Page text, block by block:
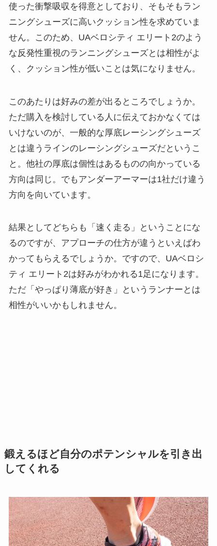
使った衝撃吸収を得意としており、そもそもラン
ニングシューズに高いクッション性を求めていま
せん。このため、UAベロシティ エリート2のよう
な反発性重視のランニングシューズとは相性がよ
く、クッション性が低いことは気になりません。
このあたりは好みの差が出るところでしょうか。
ただ購入を検討している人に伝えておかなくては
いけないのが、一般的な厚底レーシングシューズ
とは違うラインのレーシングシューズだというこ
と。他社の厚底は個性はあるものの向かっている
方向は同じ。でもアンダーアーマーは1社だけ違う
方向を向いています。
結果としてどちらも「速く走る」ということにな
るのですが、アプローチの仕方が違うといえばわ
かってもらえるでしょうか。ですので、UAベロシ
ティ エリート2は好みがわかれる1足になります。
ただ「やっぱり薄底が好き」というランナーとは
相性がいいかもしれません。
鍛えるほど自分のポテンシャルを引き出
してくれる